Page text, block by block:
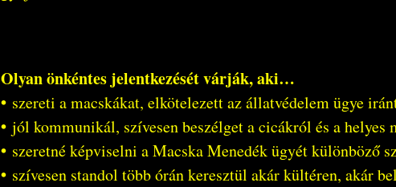
Olyan önkéntes jelentkezését várják, aki…
• szereti a macskákat, elkötelezett az állatvédelem ügye
• jól kommunikál, szívesen beszélget a cicákról és a helyes
• szeretné képviselni a Macska Menedék ügyét különböző
• szívesen standol több órán keresztül akár kültéren, akár